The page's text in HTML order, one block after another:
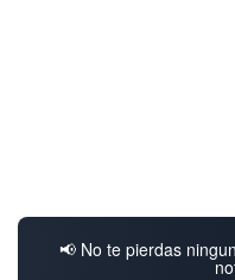
📢 No te pierdas